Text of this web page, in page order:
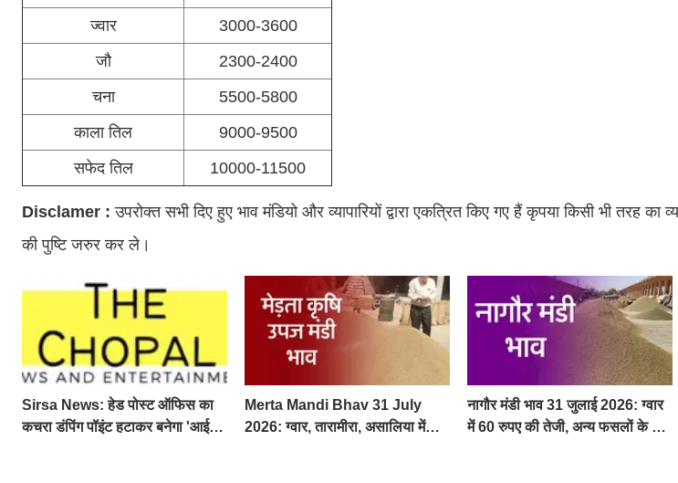
ज्वार
3000-3600
जौ
2300-2400
चना
5500-5800
काला तिल
9000-9500
सफेद तिल
10000-11500
Disclamer :उपरोक्त सभी दिए हुए भाव मंडियो और व्यापारियों द्वारा एकत्रित किए गए हैं कृपया किसी भी तरह
की पुष्टि जरुर कर ले।
Sirsa News: हेड पोस्ट ऑफिस का
कचरा डंपिंग पॉइंट हटाकर बनेगा 'आई
Merta Mandi Bhav 31 July
2026: ग्वार, तारामीरा, असालिया में
नागौर मंडी भाव 31 जुलाई 2026: ग्वार
में 60 रुपए की तेजी, अन्य फसलों के भाव